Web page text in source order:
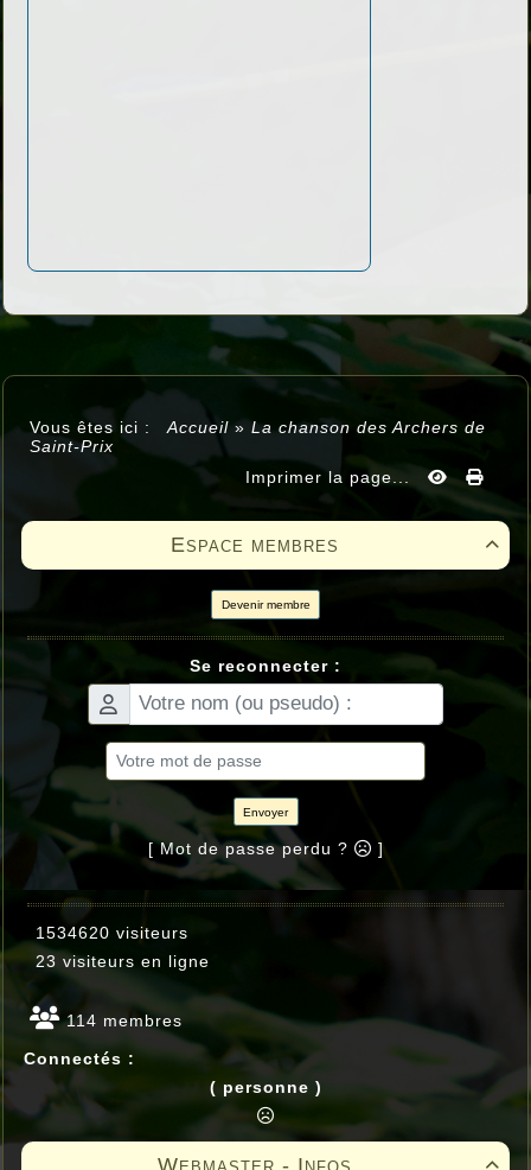
Vous êtes ici : Accueil » La chanson des Archers de
Saint-Prix
Imprimer la page...

Espace membres
Devenir membre
Se reconnecter :
Envoyer
[ Mot de passe perdu ? ]
1534620 visiteurs
23 visiteurs en ligne
114 membres
Connectés :
( personne )
